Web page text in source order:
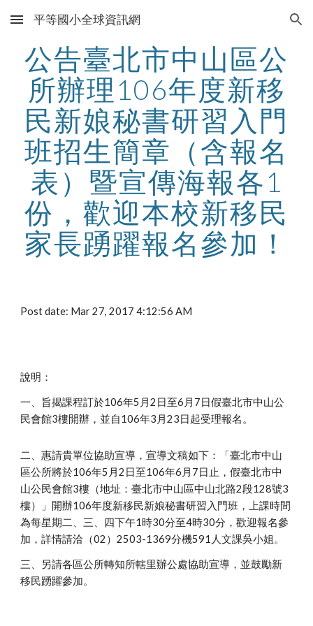
Skip to main content Skip to navigation
平等國小全球資訊網
公告臺北市中山區公
所辦理106年度新移
民新娘秘書研習入門
班招生簡章（含報名
表）暨宣傳海報各1
份，歡迎本校新移民
家長踴躍報名參加！
Post date: Mar 27, 2017 4:12:56 AM
說明：
一、旨揭課程訂於106年5月2日至6月7日假臺北市中山公
民會館3樓開辦，並自106年3月23日起受理報名。
二、惠請貴單位協助宣導，宣導文稿如下：「臺北市中山
區公所將於106年5月2日至106年6月7日止，假臺北市中
山公民會館3樓（地址：臺北市中山區中山北路2段128號3
樓）」開辦106年度新移民新娘秘書研習入門班，上課時間
為每星期二、三、四下午1時30分至4時30分，歡迎報名參
加，詳情請洽（02）2503-1369分機591人文課吳小姐。
三、另請各區公所轉知所轄里辦公處協助宣導，並鼓勵新
移民踴躍參加。